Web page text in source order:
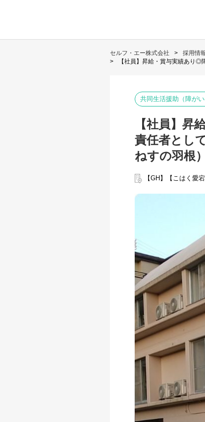
セルフ・エー株式会社 採用情
【社員】昇給・賞与実績あり◎
共同生活援助（障がい
【社員】
責任者とし
ねすの羽根）
【GH】【こはく愛